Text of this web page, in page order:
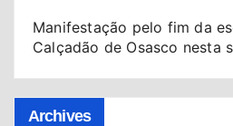
Manifestação pelo fim da
Calçadão de Osasco nesta
Archives